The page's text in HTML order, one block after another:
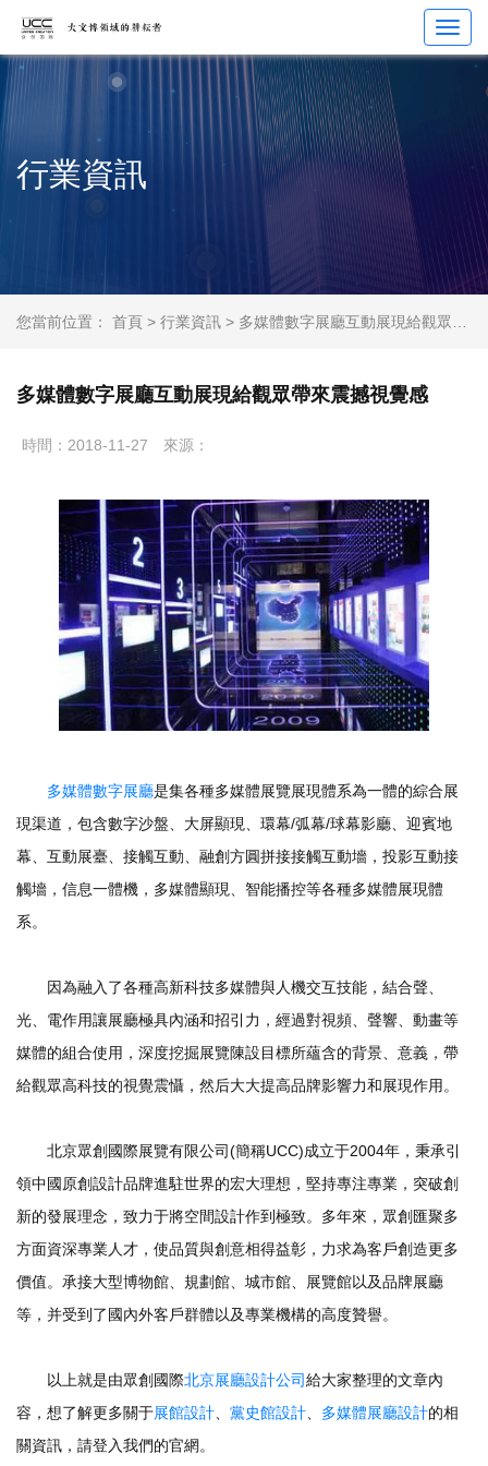
行業資訊
您當前位置： 首頁 > 行業資訊 > 多媒體數字展廳互動展現給觀眾帶來震撼視覺感
多媒體數字展廳互動展現給觀眾帶來震撼視覺感
時間：2018-11-27 來源：
多媒體數字展廳是集各種多媒體展覽展現體系為一體的綜合展
現渠道，包含數字沙盤、大屏顯現、環幕/弧幕/球幕影廳、迎賓地
幕、互動展臺、接觸互動、融創方圓拼接接觸互動墻，投影互動接
觸墻，信息一體機，多媒體顯現、智能播控等各種多媒體展現體
系。
因為融入了各種高新科技多媒體與人機交互技能，結合聲、
光、電作用讓展廳極具內涵和招引力，經過對視頻、聲響、動畫等
媒體的組合使用，深度挖掘展覽陳設目標所蘊含的背景、意義，帶
給觀眾高科技的視覺震懾，然后大大提高品牌影響力和展現作用。
北京眾創國際展覽有限公司(簡稱UCC)成立于2004年，秉承引
領中國原創設計品牌進駐世界的宏大理想，堅持專注專業，突破創
新的發展理念，致力于將空間設計作到極致。多年來，眾創匯聚多
方面資深專業人才，使品質與創意相得益彰，力求為客戶創造更多
價值。承接大型博物館、規劃館、城市館、展覽館以及品牌展廳
等，并受到了國內外客戶群體以及專業機構的高度贊譽。
以上就是由眾創國際北京展廳設計公司給大家整理的文章內
容，想了解更多關于展館設計 黨史館設計 多媒體展廳設計的相
關資訊，請登入我們的官網。